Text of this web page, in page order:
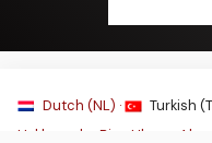
Dutch (NL) ·
Turkish
Hakkımızda
Bize Ulaşın